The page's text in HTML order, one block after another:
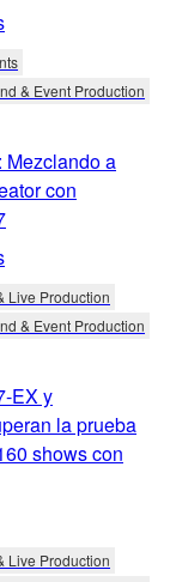
& Event Production
Mezclando a
con
Live Production
& Event Production
EX y
la prueba
shows con
Live Production